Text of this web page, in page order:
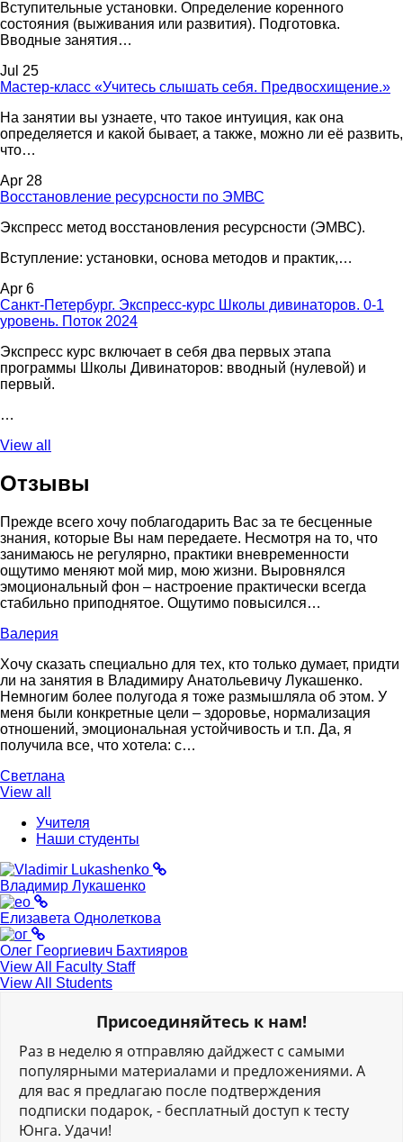
Вступительные установки. Определение коренного
состояния (выживания или развития). Подготовка.
Вводные занятия…
Jul 25
Мастер-класс «Учитесь слышать себя. Предвосхищение.»
На занятии вы узнаете, что такое интуиция, как она
определяется и какой бывает, а также, можно ли её развить,
что…
Apr 28
Восстановление ресурсности по ЭМВС
Экспресс метод восстановления ресурсности (ЭМВС).
Вступление: установки, основа методов и практик,…
Apr 6
Санкт-Петербург. Экспресс-курс Школы дивинаторов. 0-1
уровень. Поток 2024
Экспресс курс включает в себя два первых этапа
программы Школы Дивинаторов: вводный (нулевой) и
первый.
…
View all
Отзывы
Прежде всего хочу поблагодарить Вас за те бесценные
знания, которые Вы нам передаете. Несмотря на то, что
занимаюсь не регулярно, практики вневременности
ощутимо меняют мой мир, мою жизни. Выровнялся
эмоциональный фон – настроение практически всегда
стабильно приподнятое. Ощутимо повысился…
Валерия
Хочу сказать специально для тех, кто только думает, придти
ли на занятия в Владимиру Анатольевичу Лукашенко.
Немногим более полугода я тоже размышляла об этом. У
меня были конкретные цели – здоровье, нормализация
отношений, эмоциональная устойчивость и т.п. Да, я
получила все, что хотела: с…
Светлана
View all
Учителя
Наши студенты
Владимир Лукашенко
Елизавета Однолеткова
Олег Георгиевич Бахтияров
View All Faculty Staff
View All Students
Присоединяйтесь к нам!
Раз в неделю я отправляю дайджест с самыми
популярными материалами и предложениями. А
для вас я предлагаю после подтверждения
подписки подарок, - бесплатный доступ к тесту
Юнга. Удачи!